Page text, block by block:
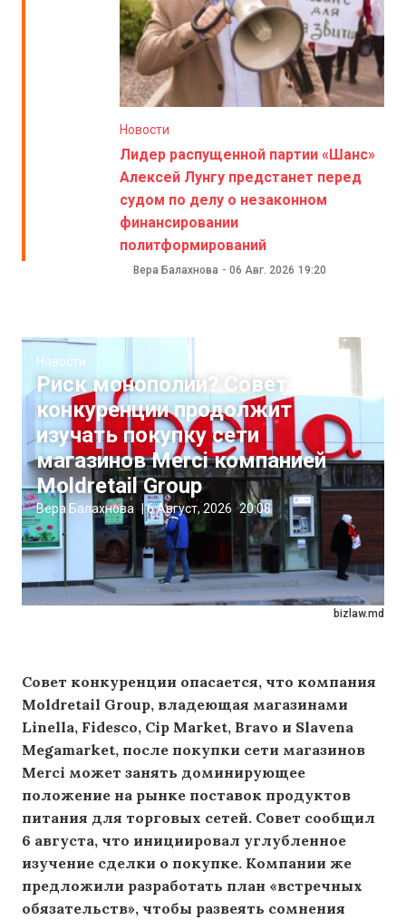
Новости
Лидер распущенной партии «Шанс»
Алексей Лунгу предстанет перед
судом по делу о незаконном
финансировании
политформирований
Вера Балахнова - 06 Авг. 2026 19:20
bizlaw.md
Новости
Риск монополии? Совет
конкуренции продолжит
изучать покупку сети
магазинов Merci компанией
Moldretail Group
Вера Балахнова 6 Август, 2026 20:08
Совет конкуренции опасается, что компания
Moldretail Group, владеющая магазинами
Linella, Fidesco, Cip Market, Bravo и Slavena
Megamarket, после покупки сети магазинов
Merci может занять доминирующее
положение на рынке поставок продуктов
питания для торговых сетей. Совет сообщил
6 августа, что инициировал углубленное
изучение сделки о покупке. Компании же
предложили разработать план «встречных
обязательств», чтобы развеять сомнения